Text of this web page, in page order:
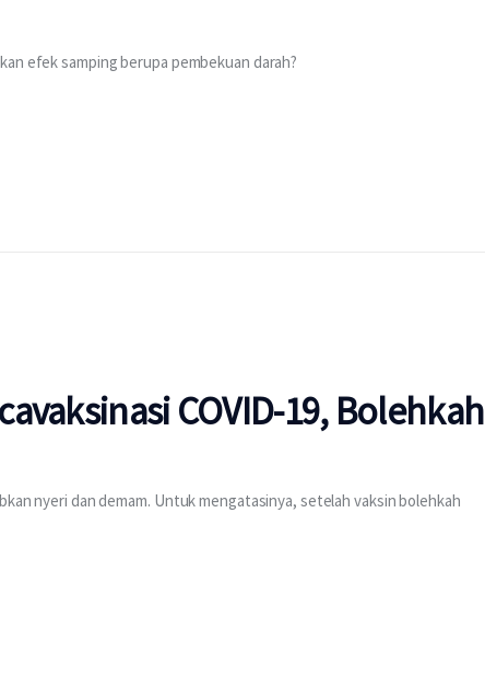
efek samping berupa pembekuan darah?
COVID-19, Bolehkah
nyeri dan demam. Untuk mengatasinya, setelah vaksin bolehkah